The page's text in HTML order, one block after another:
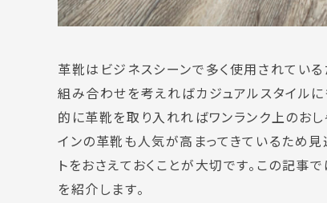
革靴はビジネスシーンで多く使用されている
組み合わせを考えればカジュアルスタイルに
的に革靴を取り入れればワンランク上のおし
インの革靴も人気が高まってきているため見
トをおさえておくことが大切です。この記事
を紹介します。